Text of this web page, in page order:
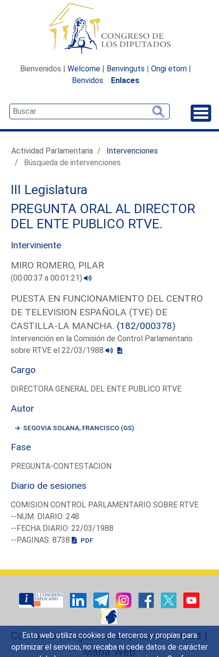
Esta web utiliza cookies de terceros y propias para
optimizar el servicio, no recaba ni cede datos de carácter
Bienvenidos | Welcome | Benvinguts | Ongi etorri |
Benvidos
Enlaces
Actividad Parlamentaria
Intervenciones
Búsqueda de intervenciones
III Legislatura
PREGUNTA ORAL AL DIRECTOR
DEL ENTE PUBLICO RTVE.
Interviniente
MIRO ROMERO, PILAR
(00:00:37 a 00:01:21)
PUESTA EN FUNCIONAMIENTO DEL CENTRO
DE TELEVISION ESPAÑOLA (TVE) DE
CASTILLA-LA MANCHA. (182/000378)
Intervención en la Comisión de Control Parlamentario
sobre RTVE el 22/03/1988
Cargo
DIRECTORA GENERAL DEL ENTE PUBLICO RTVE
Autor
SEGOVIA SOLANA, FRANCISCO (GS)
Fase
PREGUNTA-CONTESTACION
Diario de sesiones
COMISION CONTROL PARLAMENTARIO SOBRE RTVE
--NUM. DIARIO: 248
--FECHA DIARIO: 22/03/1988
--PAGINAS: 8738
PDF
Contacto|Sugerencias|Accesibilidad |
Mapa Web